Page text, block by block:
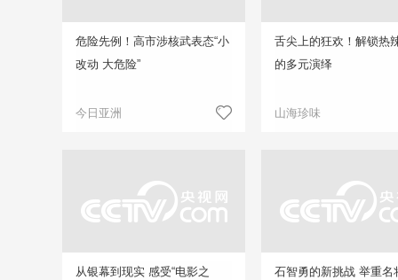
危险先例！高市涉核武表态“小
改动 大危险”
今日亚洲
舌尖上的狂欢！解锁热
的多元演绎
山海珍味
从银幕到现实 感受“电影之
石智勇的新挑战 举重名